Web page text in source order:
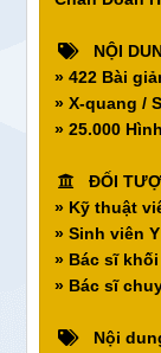
NỘI
» 422 Bài
» X-quang /
» 25.000
ĐỐI
» Kỹ thuật
» Sinh viên
» Bác sĩ
» Bác sĩ
Nội